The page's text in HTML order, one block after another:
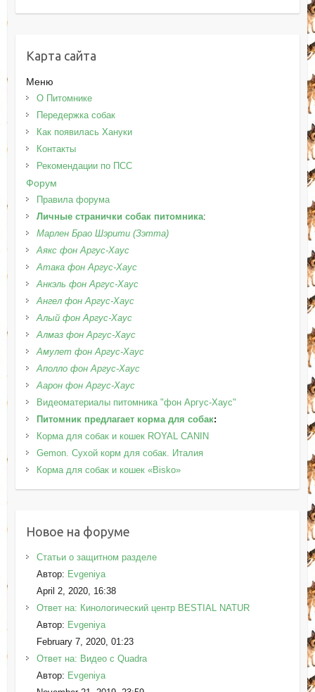
Карта сайта
Меню
О Питомнике
Передержка собак
Как появилась Хануки
Контакты
Рекомендации по ПСС
Форум
Правила форума
Личные странички собак питомника:
Марлен Брао Шэрити (Зэтта)
Аякс фон Аргус-Хаус
Атака фон Аргус-Хаус
Анкэль фон Аргус-Хаус
Ангел фон Аргус-Хаус
Алый фон Аргус-Хаус
Алмаз фон Аргус-Хаус
Амулет фон Аргус-Хаус
Аполло фон Аргус-Хаус
Аарон фон Аргус-Хаус
Видеоматериалы питомника "фон Аргус-Хаус"
Питомник предлагает корма для собак:
Корма для собак и кошек ROYAL CANIN
Gemon. Сухой корм для собак. Италия
Корма для собак и кошек «Bisko»
Новое на форуме
Статьи о защитном разделе
Автор: Evgeniya
April 2, 2020, 16:38
Ответ на: Кинологический центр BESTIAL NATUR
Автор: Evgeniya
February 7, 2020, 01:23
Ответ на: Видео с Quadra
Автор: Evgeniya